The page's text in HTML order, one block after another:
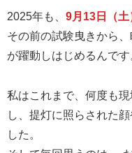
2025年も、 9月13日（土
その前の試験曳きから
が躍動しはじめるんです
私はこれまで、何度も
し、提灯に照らされた
した。